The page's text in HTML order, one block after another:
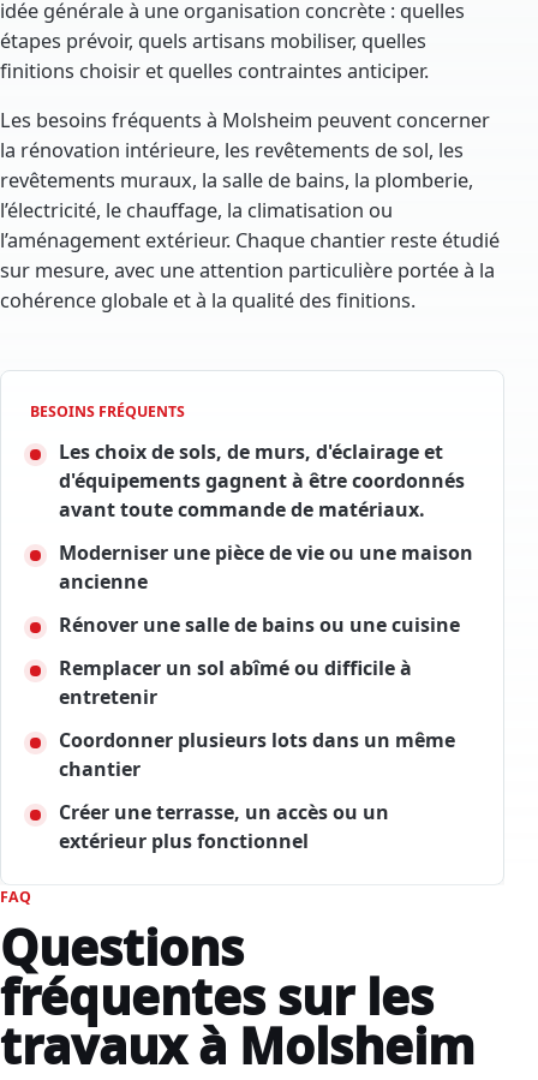
idée générale à une organisation concrète : quelles
étapes prévoir, quels artisans mobiliser, quelles
finitions choisir et quelles contraintes anticiper.
Les besoins fréquents à Molsheim peuvent concerner
la rénovation intérieure, les revêtements de sol, les
revêtements muraux, la salle de bains, la plomberie,
l’électricité, le chauffage, la climatisation ou
l’aménagement extérieur. Chaque chantier reste étudié
sur mesure, avec une attention particulière portée à la
cohérence globale et à la qualité des finitions.
BESOINS FRÉQUENTS
Les choix de sols, de murs, d'éclairage et
d'équipements gagnent à être coordonnés
avant toute commande de matériaux.
Moderniser une pièce de vie ou une maison
ancienne
Rénover une salle de bains ou une cuisine
Remplacer un sol abîmé ou difficile à
entretenir
Coordonner plusieurs lots dans un même
chantier
Créer une terrasse, un accès ou un
extérieur plus fonctionnel
FAQ
Questions
fréquentes sur les
travaux à Molsheim